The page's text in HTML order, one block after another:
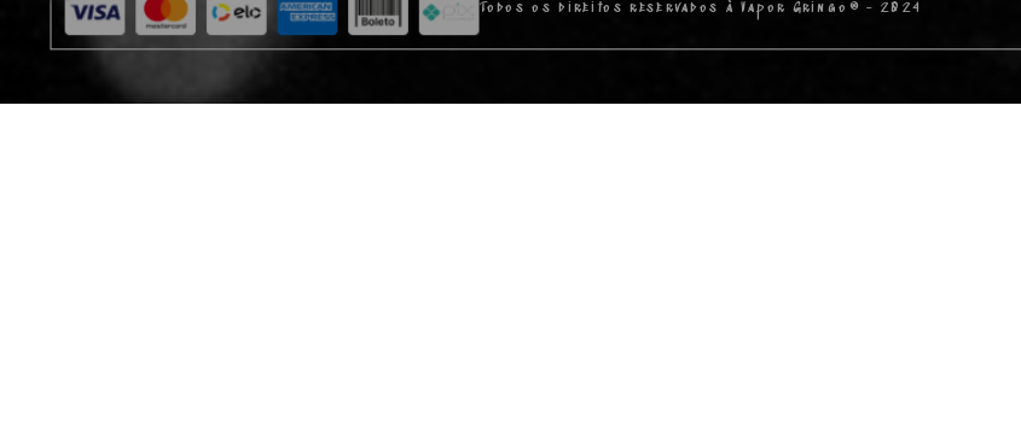
Todos os direitos reservados à Vapor Gringo® - 2024